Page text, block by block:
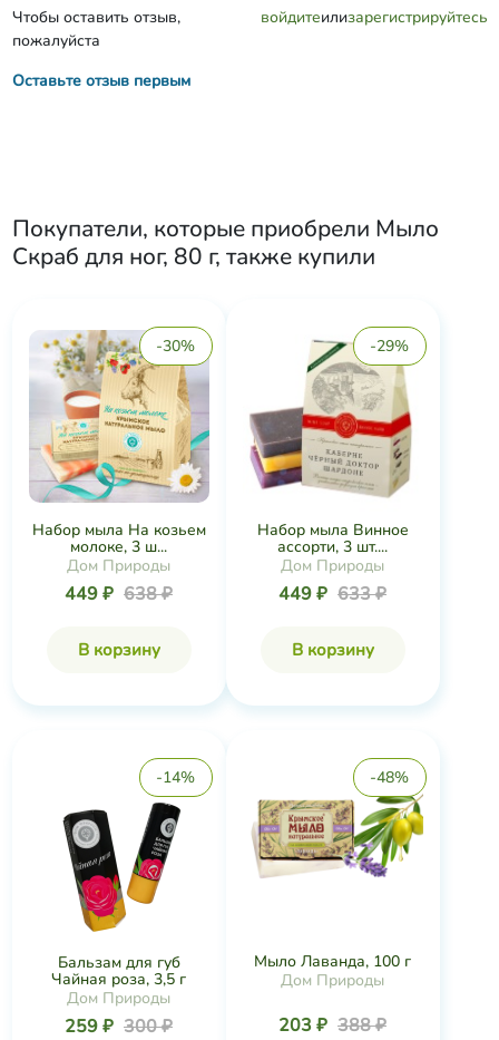
Чтобы оставить отзыв,
пожалуйста
войдитеилизарегистрируйтесь
Оставьте отзыв первым
Покупатели, которые приобрели Мыло
Скраб для ног, 80 г, также купили
-30%
Набор мыла На козьем
молоке, 3 ш...
Дом Природы
449 ₽ 638 ₽
В корзину
-29%
Набор мыла Винное
ассорти, 3 шт....
Дом Природы
449 ₽ 633 ₽
В корзину
-14%
Бальзам для губ
Чайная роза, 3,5 г
Дом Природы
259 ₽ 300 ₽
-48%
Мыло Лаванда, 100 г
Дом Природы
203 ₽ 388 ₽